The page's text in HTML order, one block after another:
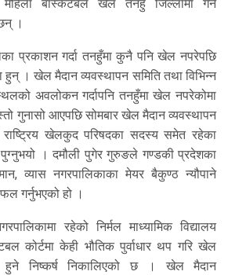
महिला बास्केटबल खेल तनहुँ जिल्लामा गर्न
।
प्रकाशन गर्दा तनहुँमा कुनै पनि खेल नपरेपछि
। खेल मैदान व्यवस्थापन समिति तथा विभिन्न
अवलोकन गर्दापनि तनहुँमा खेल नपरेकोमा
गुनासो आएपछि सोमबार खेल मैदान व्यवस्थापन
खेलकुद परिषदका सदस्य समेत रहेका
। दमौली पुगेर गुरुङले गण्डकी प्रदेशका
व्यास नगरपालिकाका मेयर बैकुण्ठ न्यौपाने
गर्नुभएको हो ।
रहेको निर्मल माध्यामिक विद्यालय
कोर्टमा केही भौतिक पुर्वाधार थप गरि खेल
हुने निष्कर्ष निकालिएको छ । खेल मैदान